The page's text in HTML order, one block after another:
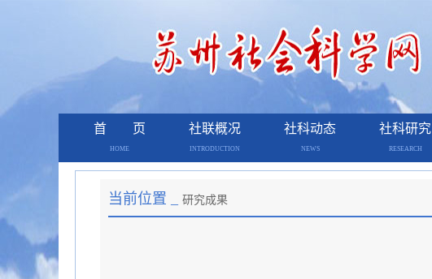
首 页
HOME
社联概况
INTRODUCTION
社科动态
NEWS
社科研究
RESEARCH
当前位置 _ 研究成果